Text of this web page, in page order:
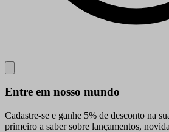
Entre em nosso mundo
Cadastre-se e ganhe 5% de desconto na
primeiro a saber sobre lançamentos,